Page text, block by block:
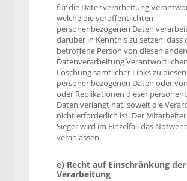
für die Datenverarbeitung
welche die veröffentlichten
personenbezogenen Daten
darüber in Kenntnis zu setzen, dass
betroffene Person von diesen
Datenverarbeitung
Löschung sämtlicher Links zu diesen
personenbezogenen Daten oder
oder Replikationen dieser
Daten verlangt hat, soweit die
nicht erforderlich ist. Der
Sieger wird im Einzelfall das
veranlassen.
e) Recht auf Einschränkung der
Verarbeitung